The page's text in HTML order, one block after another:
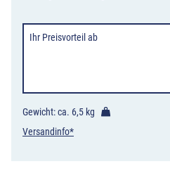
Ihr Preisvorteil ab
Gewicht: ca. 6,5 kg
Versandinfo*